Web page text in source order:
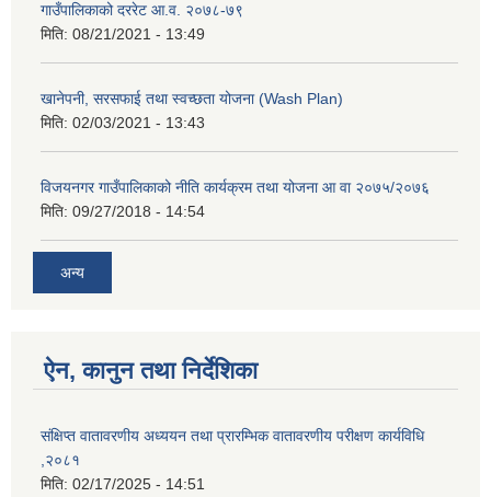
गाउँपालिकाको दररेट आ.व. २०७८-७९
मिति: 08/21/2021 - 13:49
खानेपनी, सरसफाई तथा स्वच्छता योजना (Wash Plan)
मिति: 02/03/2021 - 13:43
विजयनगर गाउँपालिकाको नीति कार्यक्रम तथा योजना आ वा २०७५/२०७६
मिति: 09/27/2018 - 14:54
अन्य
ऐन, कानुन तथा निर्देशिका
संक्षिप्त वातावरणीय अध्ययन तथा प्रारम्भिक वातावरणीय परीक्षण कार्यविधि
,२०८१
मिति: 02/17/2025 - 14:51